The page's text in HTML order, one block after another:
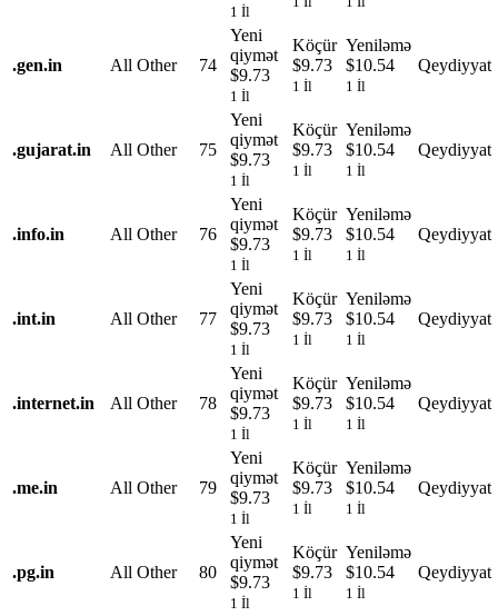
1 İl
.gen.in All Other 74
Yeni
qiymət
$9.73
1 İl
Köçür
$9.73
1 İl
Yeniləmə
$10.54
1 İl
Qeydiyyat
.gujarat.in All Other 75
Yeni
qiymət
$9.73
1 İl
Köçür
$9.73
1 İl
Yeniləmə
$10.54
1 İl
Qeydiyyat
.info.in All Other 76
Yeni
qiymət
$9.73
1 İl
Köçür
$9.73
1 İl
Yeniləmə
$10.54
1 İl
Qeydiyyat
.int.in All Other 77
Yeni
qiymət
$9.73
1 İl
Köçür
$9.73
1 İl
Yeniləmə
$10.54
1 İl
Qeydiyyat
.internet.in All Other 78
Yeni
qiymət
$9.73
1 İl
Köçür
$9.73
1 İl
Yeniləmə
$10.54
1 İl
Qeydiyyat
.me.in All Other 79
Yeni
qiymət
$9.73
1 İl
Köçür
$9.73
1 İl
Yeniləmə
$10.54
1 İl
Qeydiyyat
.pg.in All Other 80
Yeni
qiymət
$9.73
1 İl
Köçür
$9.73
1 İl
Yeniləmə
$10.54
1 İl
Qeydiyyat